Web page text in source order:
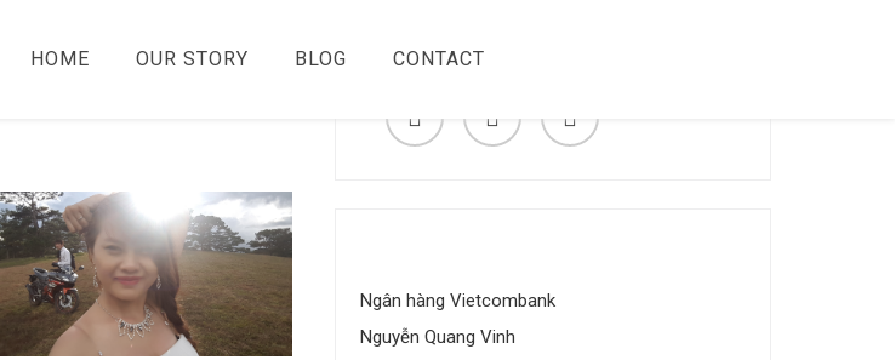
HOME OUR STORY BLOG CONTACT
Ngân hàng Vietcombank
Nguyễn Quang Vinh